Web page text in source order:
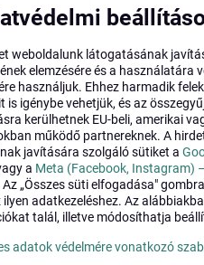
09:00–15:00
a térképen(Google Maps link)
weboldalunk látogatásának
elemzésére és a használatára
használjuk. Ehhez harmadik
is igénybe vehetjük, és az
kerülhetnek EU-beli, amerikai
működő partnereknek. A
javítására szolgáló sütiket a
a Meta (Facebook, Instagram)
„Összes süti elfogadása"
ilyen adatkezeléshez. Az
talál, illetve módosíthatja
adatok védelmére vonatkozó